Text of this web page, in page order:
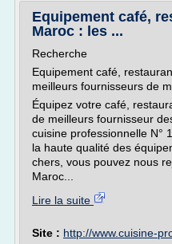
Equipement café,
Maroc : les ...
Recherche
Equipement café,
meilleurs fournisseurs de
Équipez votre café,
de meilleurs fournisseur
cuisine professionnelle N°
la haute qualité des
chers, vous pouvez nous
Maroc...
Lire la suite
Site : http://www.cuisine-